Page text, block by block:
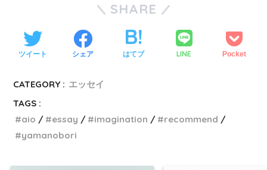
SHARE
ツイート シェア はてブ LINE Pocket
CATEGORY : エッセイ
TAGS :
aio
essay imagination
recommend
yamanobori